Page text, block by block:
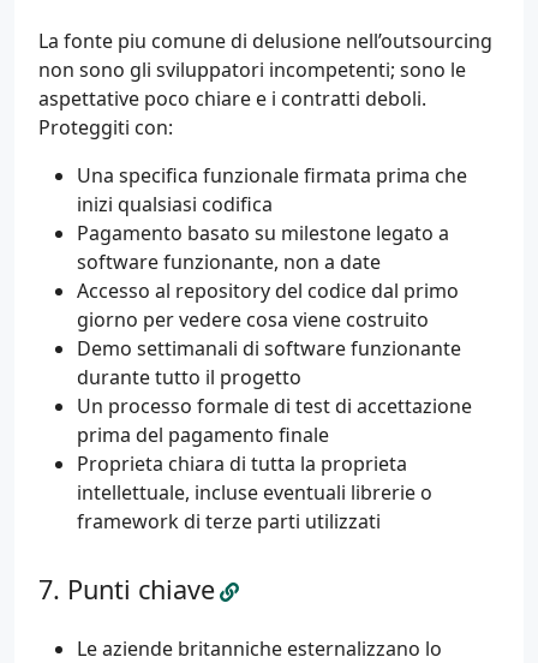
La fonte piu comune di delusione nell’outsourcing
non sono gli sviluppatori incompetenti; sono le
aspettative poco chiare e i contratti deboli.
Proteggiti con:
Una specifica funzionale firmata prima che
inizi qualsiasi codifica
Pagamento basato su milestone legato a
software funzionante, non a date
Accesso al repository del codice dal primo
giorno per vedere cosa viene costruito
Demo settimanali di software funzionante
durante tutto il progetto
Un processo formale di test di accettazione
prima del pagamento finale
Proprieta chiara di tutta la proprieta
intellettuale, incluse eventuali librerie o
framework di terze parti utilizzati
Punti chiave
Le aziende britanniche esternalizzano lo